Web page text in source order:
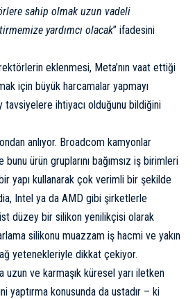
sahip olmak uzun vadeli
yardımcı olacak” ifadesini
eklenmesi, Meta’nın vaat ettiği
için büyük harcamalar yapmayı
tavsiyelere ihtiyacı olduğunu bildiğini
anlıyor. Broadcom kamyonlar
ürün gruplarını bağımsız iş birimleri
yapı kullanarak çok verimli bir şekilde
Intel ya da AMD gibi şirketlerle
düzey bir silikon yenilikçisi olarak
silikonu muazzam iş hacmi ve yakın
yetenekleriyle dikkat çekiyor.
uzun ve karmaşık küresel yarı iletken
yaptırma konusunda da ustadır – ki